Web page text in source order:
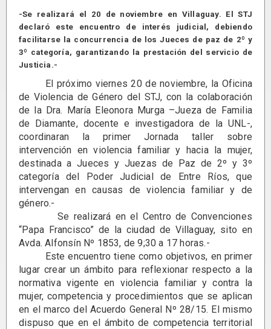
-Se realizará el 20 de noviembre en Villaguay. El STJ
declaró este encuentro de interés judicial, debiendo
facilitarse la concurrencia de los Jueces de paz de 2º y
3º categoría, garantizando la prestación del servicio de
Justicia.-
El próximo viernes 20 de noviembre, la Oficina
de Violencia de Género del STJ, con la colaboración
de la Dra. María Eleonora Murga –Jueza de Familia
de Diamante, docente e investigadora de la UNL-,
coordinaran la primer Jornada taller sobre
intervención en violencia familiar y hacia la mujer,
destinada a Jueces y Juezas de Paz de 2º y 3º
categoría del Poder Judicial de Entre Ríos, que
intervengan en causas de violencia familiar y de
género.-
Se realizará en el Centro de Convenciones
“Papa Francisco” de la ciudad de Villaguay, sito en
Avda. Alfonsín Nº 1853, de 9;30 a 17 horas.-
Este encuentro tiene como objetivos, en primer
lugar crear un ámbito para reflexionar respecto a la
normativa vigente en violencia familiar y contra la
mujer, competencia y procedimientos que se aplican
en el marco del Acuerdo General Nº 28/15. El mismo
dispuso que en el ámbito de competencia territorial